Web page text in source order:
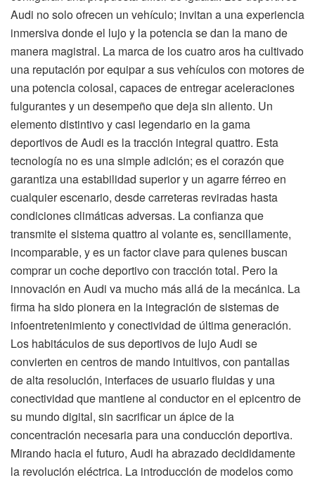
Audi no solo ofrecen un vehículo; invitan a una experiencia
inmersiva donde el lujo y la potencia se dan la mano de
manera magistral. La marca de los cuatro aros ha cultivado
una reputación por equipar a sus vehículos con motores de
una potencia colosal, capaces de entregar aceleraciones
fulgurantes y un desempeño que deja sin aliento. Un
elemento distintivo y casi legendario en la gama
deportivos de Audi es la tracción integral quattro. Esta
tecnología no es una simple adición; es el corazón que
garantiza una estabilidad superior y un agarre férreo en
cualquier escenario, desde carreteras reviradas hasta
condiciones climáticas adversas. La confianza que
transmite el sistema quattro al volante es, sencillamente,
incomparable, y es un factor clave para quienes buscan
comprar un coche deportivo con tracción total. Pero la
innovación en Audi va mucho más allá de la mecánica. La
firma ha sido pionera en la integración de sistemas de
infoentretenimiento y conectividad de última generación.
Los habitáculos de sus deportivos de lujo Audi se
convierten en centros de mando intuitivos, con pantallas
de alta resolución, interfaces de usuario fluidas y una
conectividad que mantiene al conductor en el epicentro de
su mundo digital, sin sacrificar un ápice de la
concentración necesaria para una conducción deportiva.
Mirando hacia el futuro, Audi ha abrazado decididamente
la revolución eléctrica. La introducción de modelos como